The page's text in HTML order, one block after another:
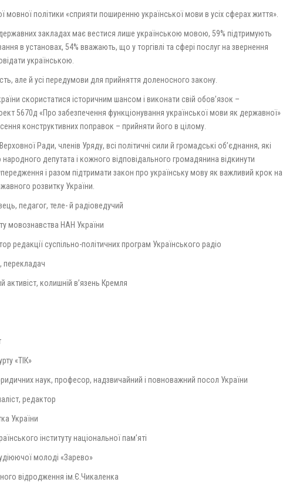
політики «сприяти поширенню української мови в усіх сферах життя».
закладах має вестися лише українською мовою, 59% підтримують
в установах, 54% вважають, що у торгівлі та сфері послуг на звернення
українською.
але й усі передумови для прийняття доленосного закону.
скористатися історичним шансом і виконати свій обов’язок –
5670д «Про забезпечення функціонування української мови як державної»
конструктивних поправок – прийняти його в цілому.
Ради, членів Уряду, всі політичні сили й громадські об’єднання, які
депутата і кожного відповідального громадянина відкинути
і разом підтримати закон про українську мову як важливий крок на
розвитку України.
педагог, теле- й радіоведучий
мовознавства НАН України
редакції суспільно-політичних програм Українського радіо
перекладач
колишній в’язень Кремля
«ТІК»
наук, професор, надзвичайний і повноважний посол України
редактор
України
інституту національної пам’яті
молоді «Зарево»
відродження ім.Є.Чикаленка